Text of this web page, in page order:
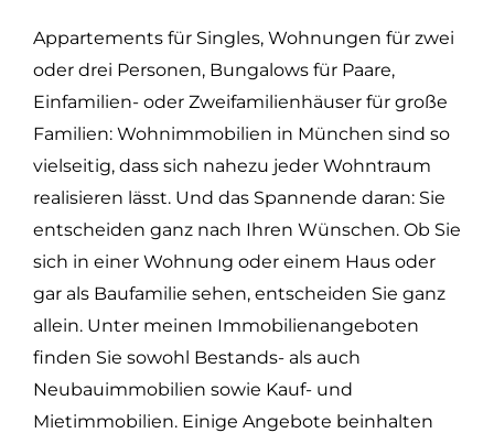
Appartements für Singles, Wohnungen für zwei
oder drei Personen, Bungalows für Paare,
Einfamilien- oder Zweifamilienhäuser für große
Familien: Wohnimmobilien in München sind so
vielseitig, dass sich nahezu jeder Wohntraum
realisieren lässt. Und das Spannende daran: Sie
entscheiden ganz nach Ihren Wünschen. Ob Sie
sich in einer Wohnung oder einem Haus oder
gar als Baufamilie sehen, entscheiden Sie ganz
allein. Unter meinen Immobilienangeboten
finden Sie sowohl Bestands- als auch
Neubauimmobilien sowie Kauf- und
Mietimmobilien. Einige Angebote beinhalten